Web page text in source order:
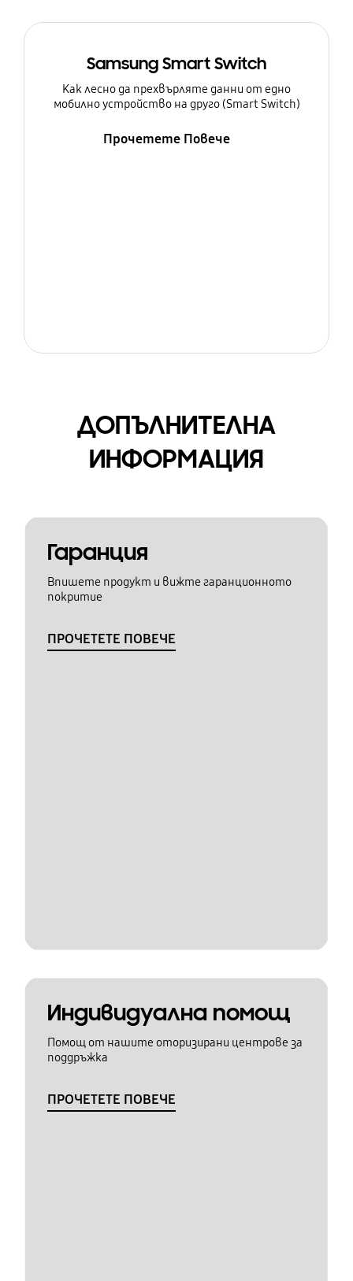
Samsung Smart Switch
Как лесно да прехвърляте данни от едно
мобилно устройство на друго (Smart Switch)
Прочетете Повече
ДОПЪЛНИТЕЛНА
ИНФОРМАЦИЯ
Гаранция
Впишете продукт и вижте гаранционното
покритие
ПРОЧЕТЕТЕ ПОВЕЧЕ
Индивидуална помощ
Помощ от нашите оторизирани центрове за
поддръжка
ПРОЧЕТЕТЕ ПОВЕЧЕ